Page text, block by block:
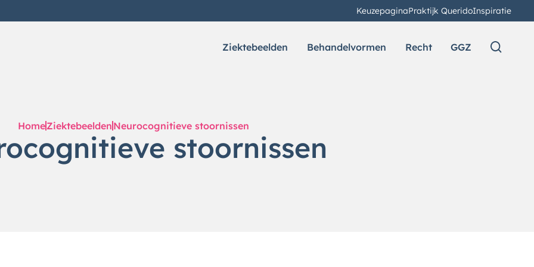
KeuzepaginaPraktijk QueridoInspiratie
Ziektebeelden Behandelvormen Recht GGZ
HomeZiektebeelden Neurocognitieve stoornissen
stoornissen